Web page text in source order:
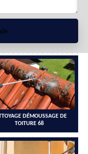
DÉMOUSSAGE DE
TOITURE 68